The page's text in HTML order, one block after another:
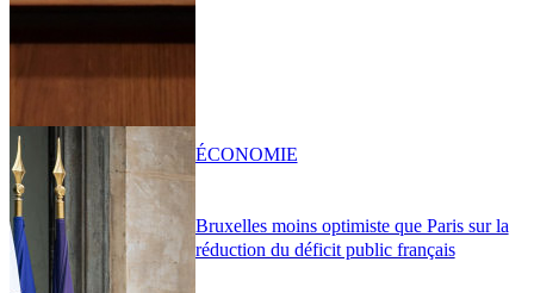
Bruxelles moins optimiste que Paris sur la
réduction du déficit public français
ÉCONOMIE